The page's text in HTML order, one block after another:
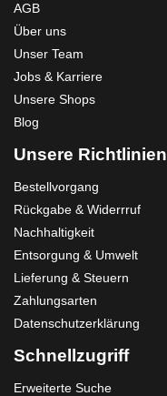
AGB
Über uns
Unser Team
Jobs & Karriere
Unsere Shops
Blog
Unsere Richtlinien
Bestellvorgang
Rückgabe & Widerrruf
Nachhaltigkeit
Entsorgung & Umwelt
Lieferung & Steuern
Zahlungsarten
Datenschutzerklärung
Schnellzugriff
Erweiterte Suche